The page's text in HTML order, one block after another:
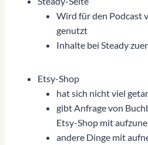
Wird für den Podcast
genutzt
Inhalte bei Steady
Etsy-Shop
hat sich nicht viel
gibt Anfrage von
Etsy-Shop mit
andere Dinge mit